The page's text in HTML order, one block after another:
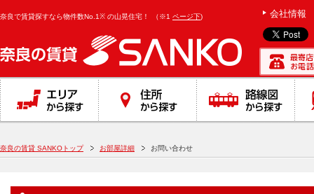
奈良で賃貸探すなら物件数No.1※ の山晃住宅！ （※1 ページ下) 会社情報
奈良の賃貸 SANKOトップ お部屋詳細 お問い合わせ